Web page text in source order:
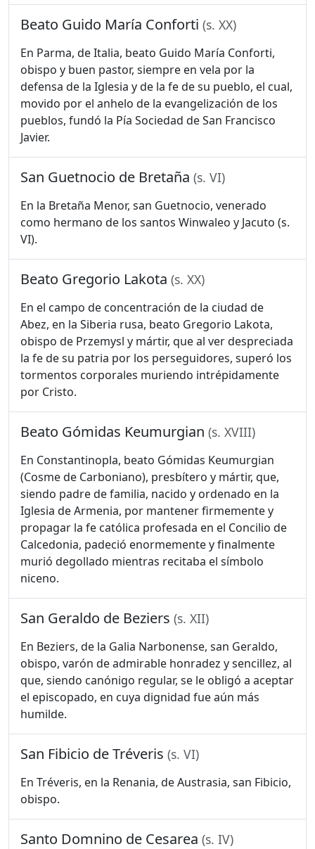
Beato Guido María Conforti (s. XX)
En Parma, de Italia, beato Guido María Conforti,
obispo y buen pastor, siempre en vela por la
defensa de la Iglesia y de la fe de su pueblo, el cual,
movido por el anhelo de la evangelización de los
pueblos, fundó la Pía Sociedad de San Francisco
Javier.
San Guetnocio de Bretaña (s. VI)
En la Bretaña Menor, san Guetnocio, venerado
como hermano de los santos Winwaleo y Jacuto (s.
VI).
Beato Gregorio Lakota (s. XX)
En el campo de concentración de la ciudad de
Abez, en la Siberia rusa, beato Gregorio Lakota,
obispo de Przemysl y mártir, que al ver despreciada
la fe de su patria por los perseguidores, superó los
tormentos corporales muriendo intrépidamente
por Cristo.
Beato Gómidas Keumurgian (s. XVIII)
En Constantinopla, beato Gómidas Keumurgian
(Cosme de Carboniano), presbítero y mártir, que,
siendo padre de familia, nacido y ordenado en la
Iglesia de Armenia, por mantener firmemente y
propagar la fe católica profesada en el Concilio de
Calcedonia, padeció enormemente y finalmente
murió degollado mientras recitaba el símbolo
niceno.
San Geraldo de Beziers (s. XII)
En Beziers, de la Galia Narbonense, san Geraldo,
obispo, varón de admirable honradez y sencillez, al
que, siendo canónigo regular, se le obligó a aceptar
el episcopado, en cuya dignidad fue aún más
humilde.
San Fibicio de Tréveris (s. VI)
En Tréveris, en la Renania, de Austrasia, san Fibicio,
obispo.
Santo Domnino de Cesarea (s. IV)